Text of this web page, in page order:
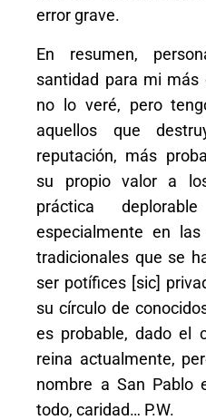
error grave.
En resumen,
santidad para mi más
no lo veré, pero
aquellos que
reputación, más
su propio valor a
práctica
especialmente en
tradicionales que se
ser potífices [sic]
su círculo de
es probable, dado el
reina actualmente,
nombre a San Pablo
todo, caridad… P.W.